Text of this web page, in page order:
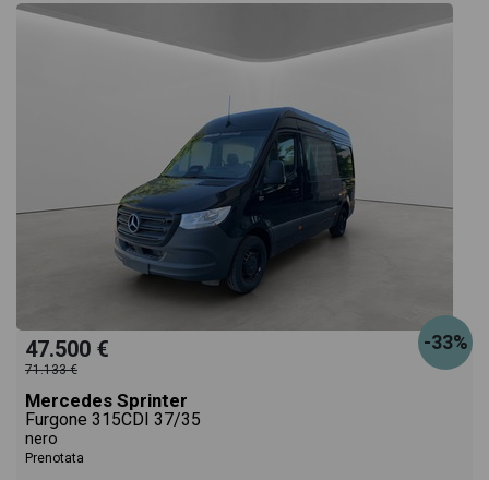
-33%
47.500 €
71.133 €
Mercedes Sprinter
Furgone 315CDI 37/35
nero
Prenotata